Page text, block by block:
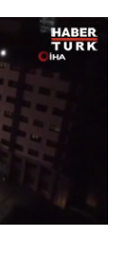
Oynatma
Hızı